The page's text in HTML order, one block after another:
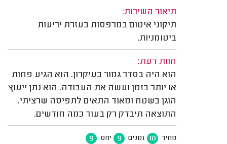
תיאור השירות:
תיקוני איטום במרפסות בעזרת יריעות
ביטומניות.
חוות דעת:
הוא היה בסדר גמור בעיקרון. הוא הגיע פחות
או יותר בזמן ועשה את העבודה. הוא נתן ייעוץ
הוגן בשטח ומאוד התאים לתפיסה שרציתי.
התוצאה תיבדק רק בעוד כמה חודשים.
מחיר 10 זמנים 9 יחס 9